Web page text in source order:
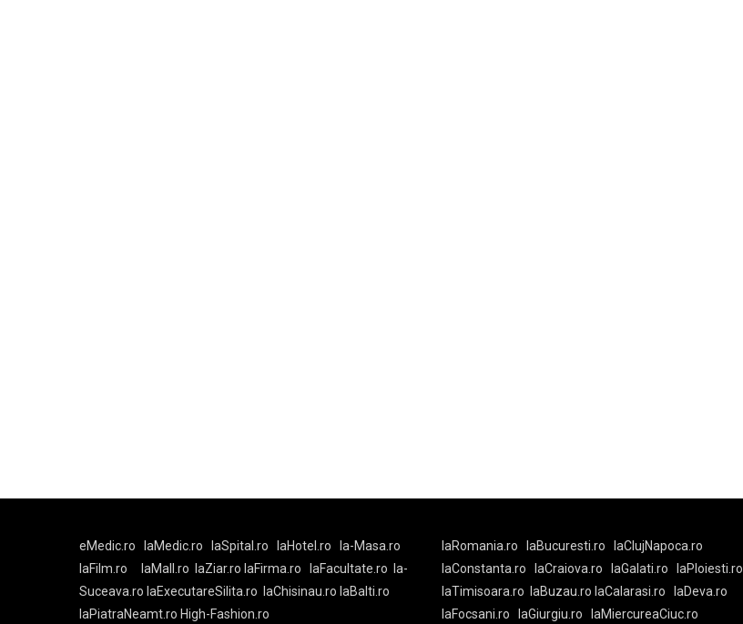
eMedic.ro laMedic.ro laSpital.ro laHotel.ro
la-Masa.ro
laFilm.ro
laMall.ro laZiar.ro laFirma.ro laFacultate.ro
la-
Suceava.ro laExecutareSilita.ro laChisinau.ro laBalti.ro
laPiatraNeamt.ro High-Fashion.ro
laRomania.ro laBucuresti.ro
laClujNapoca.ro
laConstanta.ro
laCraiova.ro laGalati.ro
laPloiesti.ro
laTimisoara.ro
laBuzau.ro laCalarasi.ro
laDeva.ro
laFocsani.ro
laGiurgiu.ro laMiercureaCiuc.ro